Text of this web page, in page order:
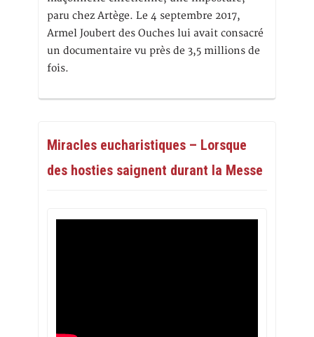
paru chez Artège. Le 4 septembre 2017,
Armel Joubert des Ouches lui avait consacré
un documentaire vu près de 3,5 millions de
fois.
Miracles eucharistiques – Lorsque
des hosties saignent durant la Messe